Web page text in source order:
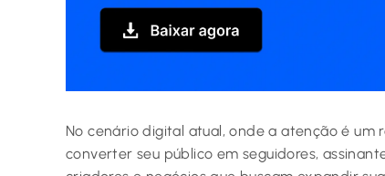
No cenário digital atual, onde a atenção é
converter seu público em seguidores,